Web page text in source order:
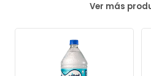
Ver más